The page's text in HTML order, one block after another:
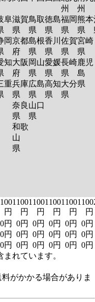
州
州
阜
岡
知
重
滋賀
県
京都
府
大阪
府
兵庫
県
奈良
県
和歌
山
県
鳥取
県
島根
県
岡山
県
広島
県
山口
県
徳島
県
香川
県
愛媛
県
高知
県
福岡
県
佐賀
県
長崎
県
大分
県
熊本
県
宮崎
県
鹿児
島
県
円
1100
円
1100
円
1100
円
1100
円
1100
円
0円 0円 0円 0円 0円
0円
0円 0円 0円 0円 0円
0円
0円 0円 0円 0円 0円
0円
れています。
がかかる場合がありま